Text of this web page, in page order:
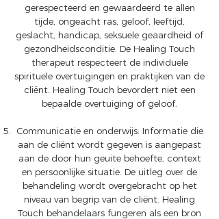
gerespecteerd en gewaardeerd te allen
tijde, ongeacht ras, geloof, leeftijd,
geslacht, handicap, seksuele geaardheid of
gezondheidsconditie. De Healing Touch
therapeut respecteert de individuele
spirituele overtuigingen en praktijken van de
cliënt. Healing Touch bevordert niet een
bepaalde overtuiging of geloof.
Communicatie en onderwijs: Informatie die
aan de cliënt wordt gegeven is aangepast
aan de door hun geuite behoefte, context
en persoonlijke situatie. De uitleg over de
behandeling wordt overgebracht op het
niveau van begrip van de cliënt. Healing
Touch behandelaars fungeren als een bron